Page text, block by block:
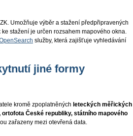
Umožňuje výběr a stažení předpřipravených
stažení je určen rozsahem mapového okna.
služby, která zajišťuje vyhledávání
jiné formy
kromě zpoplatněných leteckých měřických
ortofota České republiky, státního mapového
zařazeny mezi otevřená data.